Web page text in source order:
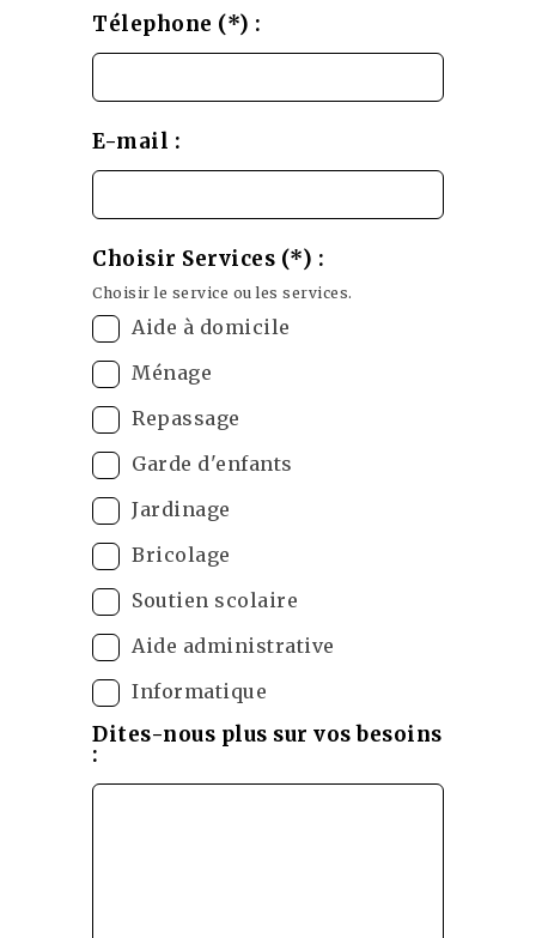
Télephone (*) :
E-mail :
Choisir Services (*) :
Choisir le service ou les services.
Aide à domicile
Ménage
Repassage
Garde d'enfants
Jardinage
Bricolage
Soutien scolaire
Aide administrative
Informatique
Dites-nous plus sur vos besoins
: